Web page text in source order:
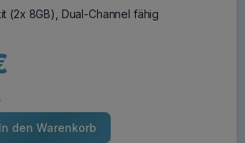
(2x 8GB), Dual-Channel fähig
In den Warenkorb